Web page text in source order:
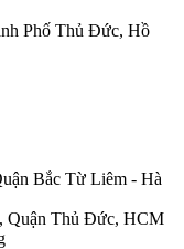
Phố Thủ Đức, Hồ
Bắc Từ Liêm - Hà
Quận Thủ Đức, HCM